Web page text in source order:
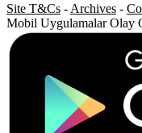
Site T&Cs - Archives -
Mobil Uygulamalar Olay